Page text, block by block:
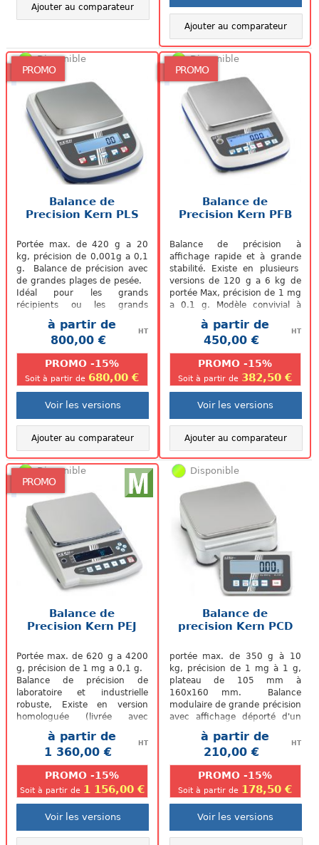
Ajouter au comparateur
Ajouter au comparateur
PROMO
Disponible
Balance de
Precision Kern PLS
Portée max. de 420 g a 20
kg, précision de 0,001g a 0,1
g. Balance de précision avec
de grandes plages de pesée.
Idéal pour les grands
récipients ou les grands
échantillons.
à partir de
800,00 €
HT
PROMO -15%
Soit à partir de 680,00 €
Voir les versions
Ajouter au comparateur
PROMO
Disponible
Balance de
Precision Kern PFB
Balance de précision à
affichage rapide et à grande
stabilité. Existe en plusieurs
versions de 120 g a 6 kg de
portée Max, précision de 1 mg
a 0.1 g. Modèle convivial à
moindre coût...
à partir de
450,00 €
HT
PROMO -15%
Soit à partir de 382,50 €
Voir les versions
Ajouter au comparateur
PROMO
Disponible
Balance de
Precision Kern PEJ
Portée max. de 620 g a 4200
g, précision de 1 mg a 0,1 g.
Balance de précision de
laboratoire et industrielle
robuste, Existe en version
homologuée (livrée avec
vignette et carnet de
métrologie).à partir de
1 360,00 €
HT
PROMO -15%
Soit à partir de 1 156,00 €
Voir les versions
Disponible
Balance de
precision Kern PCD
portée max. de 350 g à 10
kg, précision de 1 mg à 1 g,
plateau de 105 mm à
160x160 mm. Balance
modulaire de grande précision
avec affichage déporté d'un
câble de 1,2m
à partir de
210,00 €
HT
PROMO -15%
Soit à partir de 178,50 €
Voir les versions